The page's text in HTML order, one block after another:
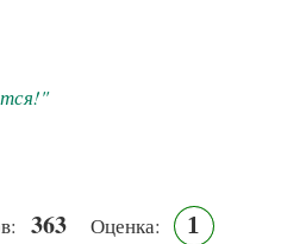
363 Оценка: 1